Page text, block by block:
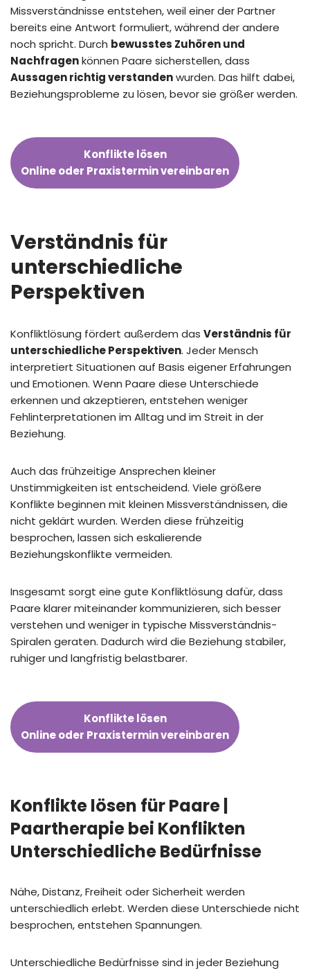
Missverständnisse entstehen, weil einer der Partner
bereits eine Antwort formuliert, während der andere
noch spricht. Durch bewusstes Zuhören und
Nachfragenkönnen Paare sicherstellen, dass
Aussagen richtig verstandenwurden. Das hilft dabei,
Beziehungsprobleme zu lösen, bevor sie größer werden.
Konflikte lösen
Online oder Praxistermin vereinbaren
Verständnis für
unterschiedliche
Perspektiven
Konfliktlösung fördert außerdem das Verständnis für
unterschiedliche Perspektiven. Jeder Mensch
interpretiert Situationen auf Basis eigener Erfahrungen
und Emotionen. Wenn Paare diese Unterschiede
erkennen und akzeptieren, entstehen weniger
Fehlinterpretationen im Alltag und im Streit in der
Beziehung.
Auch das frühzeitige Ansprechen kleiner
Unstimmigkeiten ist entscheidend. Viele größere
Konflikte beginnen mit kleinen Missverständnissen, die
nicht geklärt wurden. Werden diese frühzeitig
besprochen, lassen sich eskalierende
Beziehungskonflikte vermeiden.
Insgesamt sorgt eine gute Konfliktlösung dafür, dass
Paare klarer miteinander kommunizieren, sich besser
verstehen und weniger in typische Missverständnis-
Spiralen geraten. Dadurch wird die Beziehung stabiler,
ruhiger und langfristig belastbarer.
Konflikte lösen
Online oder Praxistermin vereinbaren
Konflikte lösen für Paare |
Paartherapie bei Konflikten
Unterschiedliche Bedürfnisse
Nähe, Distanz, Freiheit oder Sicherheit werden
unterschiedlich erlebt. Werden diese Unterschiede nicht
besprochen, entstehen Spannungen.
Unterschiedliche Bedürfnisse sind in jeder Beziehung